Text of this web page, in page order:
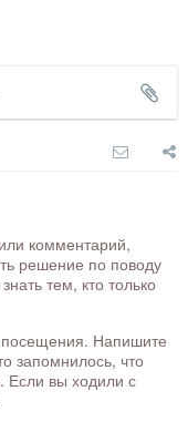
комментарий,
решение по поводу
тем, кто только
посещения. Напишите
запомнилось, что
Если вы ходили с